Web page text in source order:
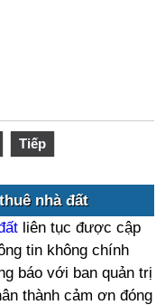
Tiếp
nhà đất
liên tục được cập
tin không chính
báo với ban quản trị
thành cảm ơn đóng